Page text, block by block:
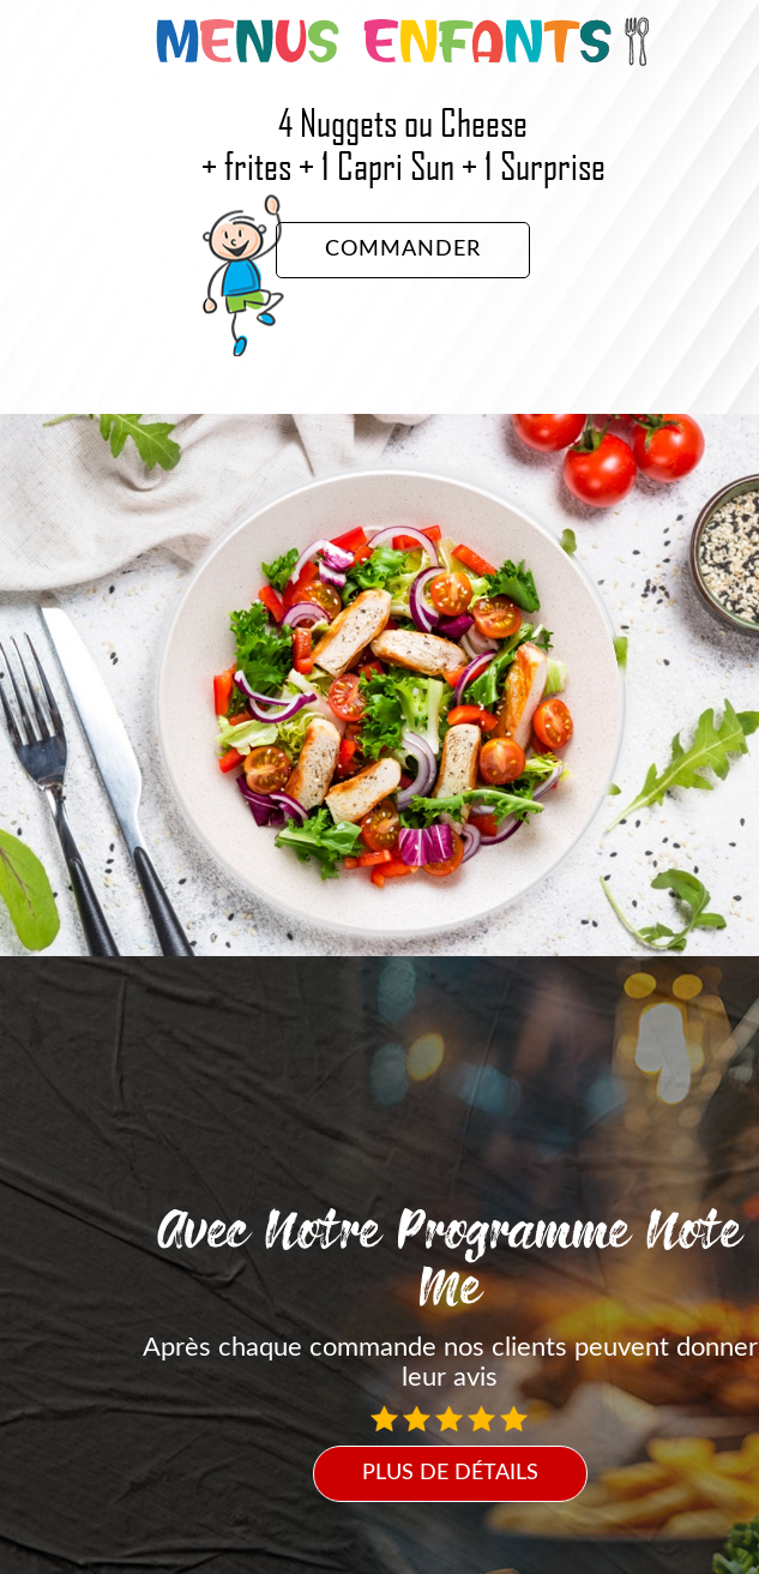
4 Nuggets ou Cheese
+ frites + 1 Capri Sun + 1 Surprise
COMMANDER
Avec Notre Programme Note
Me
Après chaque commande nos clients peuvent donner
leur avis
PLUS DE DÉTAILS